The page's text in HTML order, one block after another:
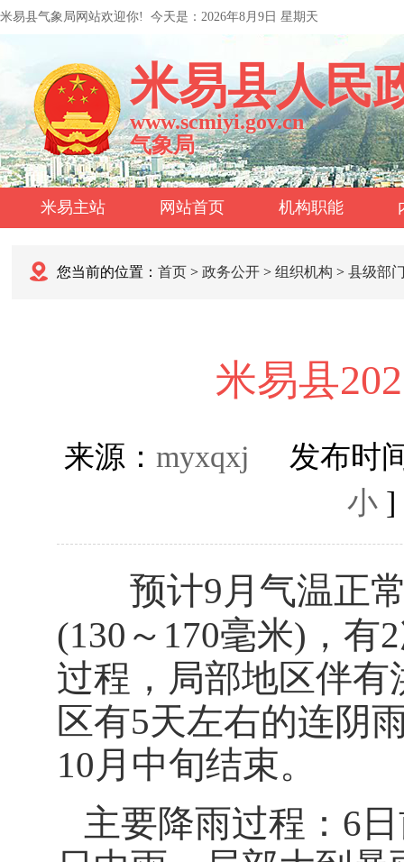
米易县气象局网站欢迎你! 今天是： 2026年8月9日 星期天
米易县人民
www.scmiyi.gov.cn
气象局
米易主站 网站首页 机构职能
您当前的位置： 首页 > 政务公开 > 组织机构 > 县级部
米易县
来源： myxqxj 发布时
小 ]
预计9月气温正
(130～170毫米)，有
过程，局部地区伴有
区有5天左右的连阴
10月中旬结束。
主要降雨过程：6